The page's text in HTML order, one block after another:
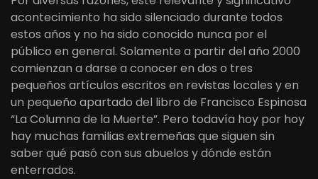
acontecimiento ha sido silenciado durante todos
estos años y no ha sido conocido nunca por el
público en general. Solamente a partir del año 2000
comienzan a darse a conocer en dos o tres
pequeños artículos escritos en revistas locales y en
un pequeño apartado del libro de Francisco Espinosa
“La Columna de la Muerte”. Pero todavía hoy por hoy
hay muchas familias extremeñas que siguen sin
saber qué pasó con sus abuelos y dónde están
enterrados.